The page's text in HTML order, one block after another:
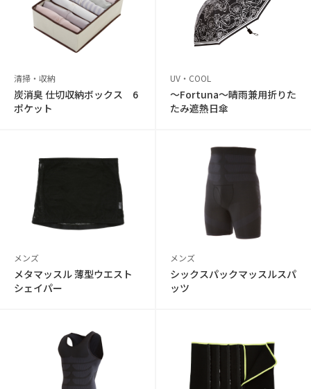
清掃・収納
炭消臭 仕切収納ボックス 6
ポケット
UV・COOL
〜Fortuna〜晴雨兼用折りた
たみ遮熱日傘
メンズ
メタマッスル 薄型ウエスト
シェイパー
メンズ
シックスパックマッスルスパ
ッツ